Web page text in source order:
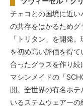
チェコとの国境に近い
の共存をはかるため
「トリタン」を開発
を初め高い評価を得
合ったグラスを作り続
マシンメイドの「
開。全世界の有名ホ
いるステムウェアー